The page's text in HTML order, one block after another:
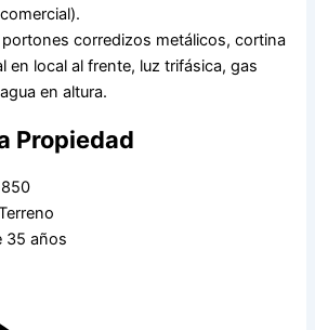
corredizos metálicos, cortina
en local al frente, luz trifásica, gas
en altura.
Propiedad
35 años